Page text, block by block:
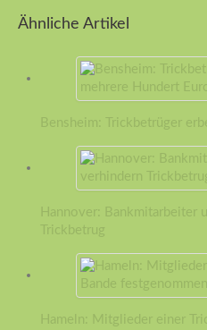
Ähnliche Artikel
Bensheim: Trickbetrüger
Hannover: Bankmitarbeiter
Trickbetrug
Hameln: Mitglieder einer